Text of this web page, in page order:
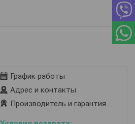
График работы
Адрес и контакты
Производитель и гарантия